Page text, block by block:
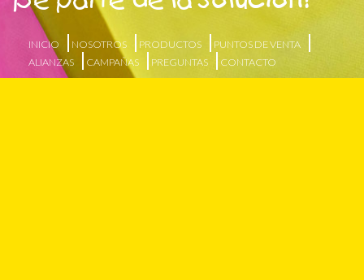
INICIO NOSOTROS PRODUCTOS
PUNTOS DE VENTA
ALIANZAS
CAMPAÑAS PREGUNTAS CONTACTO